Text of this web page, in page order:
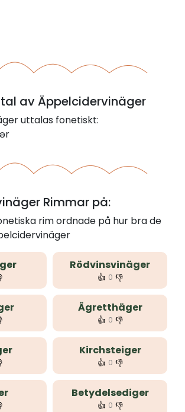
av Äppelcidervinäger
uttalas fonetiskt:
Rimmar på:
rim ordnade på hur bra de
Rödvinsvinäger
👍 0 👎
Ägretthäger
👍 0 👎
Kirchsteiger
👍 0 👎
Betydelsediger
👍 0 👎